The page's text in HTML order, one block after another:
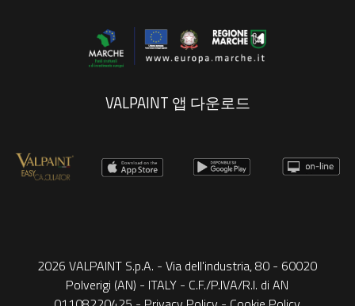
VALPAINT 앱 다운로드
2026 VALPAINT S.p.A. - Via dell'industria, 80 - 60020
Polverigi (AN) - ITALY - C.F./P.IVA/R.I. di AN